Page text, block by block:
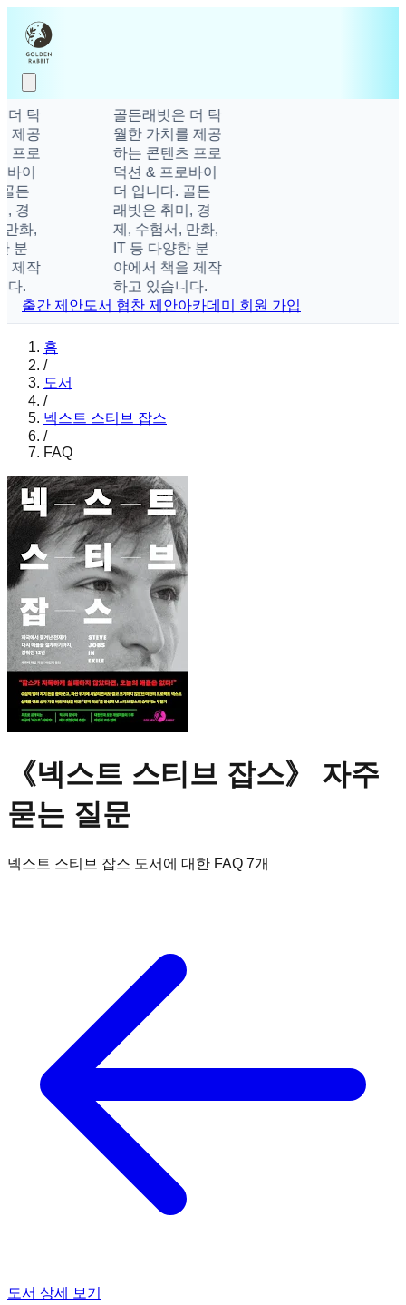
탁
제공
프로
이
든
경
화,
분
제작
.
골든래빗은 더 탁
월한 가치를 제공
하는 콘텐츠 프로
덕션 & 프로바이
더 입니다. 골든
래빗은 취미, 경
제, 수험서, 만화,
IT 등 다양한 분
야에서 책을 제작
하고 있습니다.
출간 제안도서 협찬 제안아카데미 회원 가입
홈
/
도서
/
넥스트 스티브 잡스
/
FAQ
《넥스트 스티브 잡스》 자주
묻는 질문
넥스트 스티브 잡스 도서에 대한 FAQ 7개
도서 상세 보기